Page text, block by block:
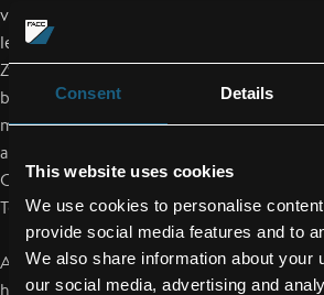
Consent Details
This website uses cookies
We use cookies to personalise
provide social media features and to
We also share information about your
our social media, advertising and
verspricht, „in einer Tiefe, die Medien
leisten können.“ Flightcast soll vorerst
Zweiwochenrhythmus erscheinen. Die
bereits vorproduzierte Staffel, hat zwölf
mich für den Anfang mit grundsätzlichen
auseinandersetzen“, erklärt der
Csoklich, „es ist die Welt über den
Technologie und der präzisen Logistik.“
Als Hosting Plattform dient buzzsprout,
http://flightcast.buzzsprout.com/ bereits